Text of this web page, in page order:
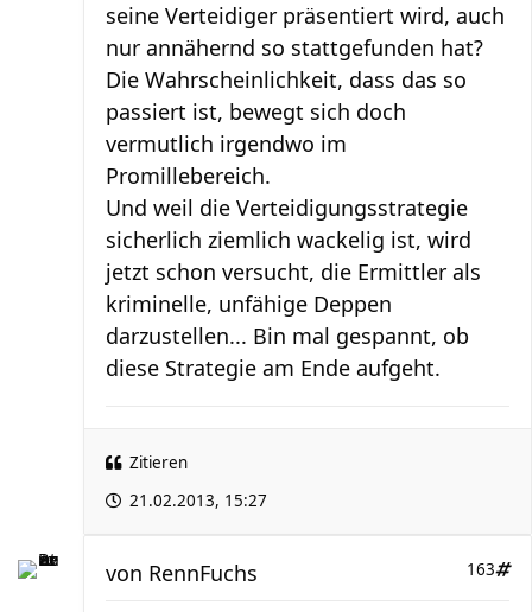
seine Verteidiger präsentiert wird, auch
nur annähernd so stattgefunden hat?
Die Wahrscheinlichkeit, dass das so
passiert ist, bewegt sich doch
vermutlich irgendwo im
Promillebereich.
Und weil die Verteidigungsstrategie
sicherlich ziemlich wackelig ist, wird
jetzt schon versucht, die Ermittler als
kriminelle, unfähige Deppen
darzustellen... Bin mal gespannt, ob
diese Strategie am Ende aufgeht.
Zitieren
21.02.2013, 15:27
163
von RennFuchs